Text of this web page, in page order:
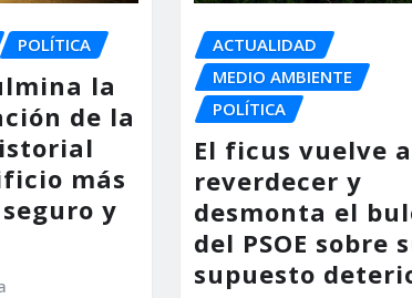
POLÍTICA
la
de la
más
y
ACTUALIDAD
MEDIO AMBIENTE
POLÍTICA
El ficus vuelve a
reverdecer y
desmonta el
del PSOE sobre
supuesto